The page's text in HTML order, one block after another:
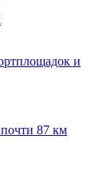
и
87 км